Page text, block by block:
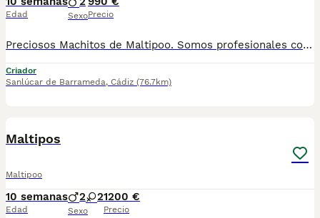
Edad SexoPrecio
Preciosos Machitos de Maltipoo. Somos profesionales con años de experiencia. Diariamente mimamos y supervisamos a nuestros cachorritos. Entregamos con Revisión Veterinaria, Factura de compra, garantía vírica, formulario de reconocimiento de raza pura, junto con su cartilla de vacunación y desparasitacion al día de la entrega. Hacemos envíos a toda la península y Baleares mediante servicio propio de transporte. Posibilidad de pago contrareembolso. Para más información no dude en contactar con nosotros. TLF: 649297709. Solo atiendo wasap o tlf. Gracias
Criador
Sanlúcar de Barrameda, Cádiz (76.7km)
Maltipos
Maltipoo
10 semanas
Edad
2 2
Sexo
1200 €
Precio